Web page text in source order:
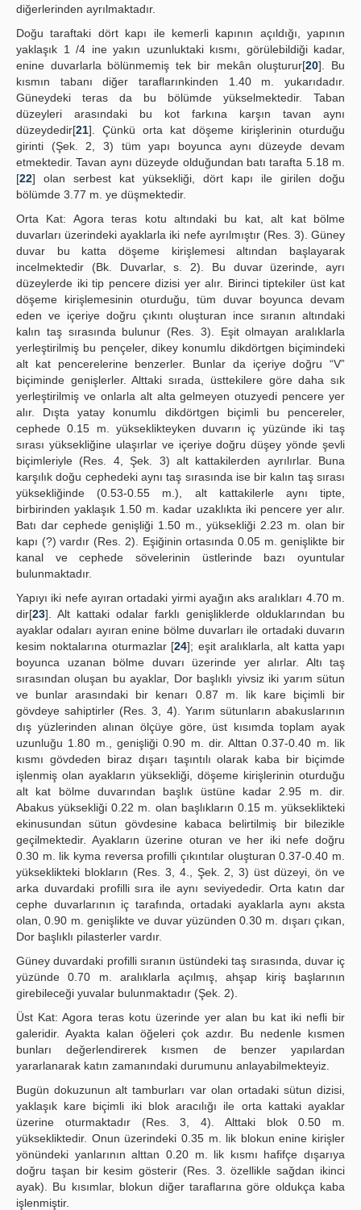
diğerlerinden ayrılmaktadır.
Doğu taraftaki dört kapı ile kemerli kapının açıldığı, yapının
yaklaşık 1 /4 ine yakın uzunluktaki kısmı, görülebildiği kadar,
enine duvarlarla bölünmemiş tek bir mekân oluşturur[20]. Bu
kısmın tabanı diğer taraflarınkinden 1.40 m. yukarıdadır.
Güneydeki teras da bu bölümde yükselmektedir. Taban
düzeyleri arasındaki bu kot farkına karşın tavan aynı
düzeydedir[21]. Çünkü orta kat döşeme kirişlerinin oturduğu
girinti (Şek. 2, 3) tüm yapı boyunca aynı düzeyde devam
etmektedir. Tavan aynı düzeyde olduğundan batı tarafta 5.18 m.
[22] olan serbest kat yüksekliği, dört kapı ile girilen doğu
bölümde 3.77 m. ye düşmektedir.
Orta Kat: Agora teras kotu altındaki bu kat, alt kat bölme
duvarları üzerindeki ayaklarla iki nefe ayrılmıştır (Res. 3). Güney
duvar bu katta döşeme kirişlemesi altından başlayarak
incelmektedir (Bk. Duvarlar, s. 2). Bu duvar üzerinde, ayrı
düzeylerde iki tip pencere dizisi yer alır. Birinci tiptekiler üst kat
döşeme kirişlemesinin oturduğu, tüm duvar boyunca devam
eden ve içeriye doğru çıkıntı oluşturan ince sıranın altındaki
kalın taş sırasında bulunur (Res. 3). Eşit olmayan aralıklarla
yerleştirilmiş bu pençeler, dikey konumlu dikdörtgen biçimindeki
alt kat pencerelerine benzerler. Bunlar da içeriye doğru “V”
biçiminde genişlerler. Alttaki sırada, üsttekilere göre daha sık
yerleştirilmiş ve onlarla alt alta gelmeyen otuzyedi pencere yer
alır. Dışta yatay konumlu dikdörtgen biçimli bu pencereler,
cephede 0.15 m. yükseklikteyken duvarın iç yüzünde iki taş
sırası yüksekliğine ulaşırlar ve içeriye doğru düşey yönde şevli
biçimleriyle (Res. 4, Şek. 3) alt kattakilerden ayrılırlar. Buna
karşılık doğu cephedeki aynı taş sırasında ise bir kalın taş sırası
yüksekliğinde (0.53-0.55 m.), alt kattakilerle aynı tipte,
birbirinden yaklaşık 1.50 m. kadar uzaklıkta iki pencere yer alır.
Batı dar cephede genişliği 1.50 m., yüksekliği 2.23 m. olan bir
kapı (?) vardır (Res. 2). Eşiğinin ortasında 0.05 m. genişlikte bir
kanal ve cephede sövelerinin üstlerinde bazı oyuntular
bulunmaktadır.
Yapıyı iki nefe ayıran ortadaki yirmi ayağın aks aralıkları 4.70 m.
dir[23]. Alt kattaki odalar farklı genişliklerde olduklarından bu
ayaklar odaları ayıran enine bölme duvarları ile ortadaki duvarın
kesim noktalarına oturmazlar [24]; eşit aralıklarla, alt katta yapı
boyunca uzanan bölme duvarı üzerinde yer alırlar. Altı taş
sırasından oluşan bu ayaklar, Dor başlıklı yivsiz iki yarım sütun
ve bunlar arasındaki bir kenarı 0.87 m. lik kare biçimli bir
gövdeye sahiptirler (Res. 3, 4). Yarım sütunların abakuslarının
dış yüzlerinden alınan ölçüye göre, üst kısımda toplam ayak
uzunluğu 1.80 m., genişliği 0.90 m. dir. Alttan 0.37-0.40 m. lik
kısmı gövdeden biraz dışarı taşıntılı olarak kaba bir biçimde
işlenmiş olan ayakların yüksekliği, döşeme kirişlerinin oturduğu
alt kat bölme duvarından başlık üstüne kadar 2.95 m. dir.
Abakus yüksekliği 0.22 m. olan başlıkların 0.15 m. yükseklikteki
ekinusundan sütun gövdesine kabaca belirtilmiş bir bilezikle
geçilmektedir. Ayakların üzerine oturan ve her iki nefe doğru
0.30 m. lik kyma reversa profilli çıkıntılar oluşturan 0.37-0.40 m.
yükseklikteki blokların (Res. 3, 4., Şek. 2, 3) üst düzeyi, ön ve
arka duvardaki profilli sıra ile aynı seviyededir. Orta katın dar
cephe duvarlarının iç tarafında, ortadaki ayaklarla aynı aksta
olan, 0.90 m. genişlikte ve duvar yüzünden 0.30 m. dışarı çıkan,
Dor başlıklı pilasterler vardır.
Güney duvardaki profilli sıranın üstündeki taş sırasında, duvar iç
yüzünde 0.70 m. aralıklarla açılmış, ahşap kiriş başlarının
girebileceği yuvalar bulunmaktadır (Şek. 2).
Üst Kat: Agora teras kotu üzerinde yer alan bu kat iki nefli bir
galeridir. Ayakta kalan öğeleri çok azdır. Bu nedenle kısmen
bunları değerlendirerek kısmen de benzer yapılardan
yararlanarak katın zamanındaki durumunu anlayabilmekteyiz.
Bugün dokuzunun alt tamburları var olan ortadaki sütun dizisi,
yaklaşık kare biçimli iki blok aracılığı ile orta kattaki ayaklar
üzerine oturmaktadır (Res. 3, 4). Alttaki blok 0.50 m.
yüksekliktedir. Onun üzerindeki 0.35 m. lik blokun enine kirişler
yönündeki yanlarının alttan 0.20 m. lik kısmı hafifçe dışarıya
doğru taşan bir kesim gösterir (Res. 3. özellikle sağdan ikinci
ayak). Bu kısımlar, blokun diğer taraflarına göre oldukça kaba
işlenmiştir.